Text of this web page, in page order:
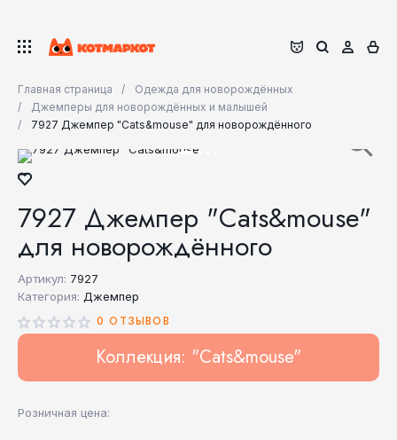
Главная страница
Одежда для новорождённых
Джемперы для новорождённых и малышей
7927 Джемпер "Cats&mouse" для новорождённого
7927 Джемпер "Cats&mouse"
для новорождённого
Артикул: 7927
Категория: Джемпер
0 ОТЗЫВОВ
Коллекция: "Cats&mouse"
Розничная цена: